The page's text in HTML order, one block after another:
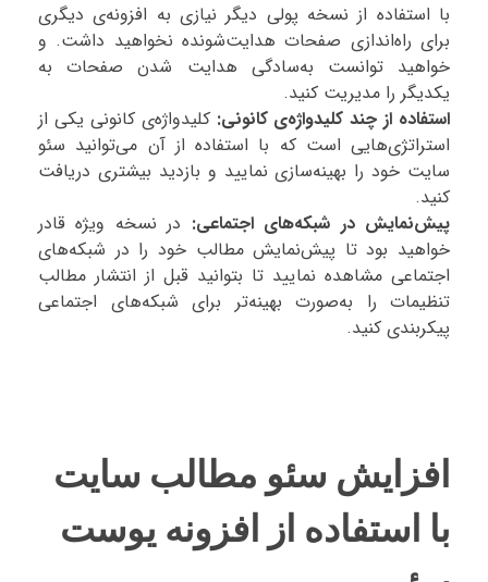
با استفاده از نسخه پولی دیگر نیازی به افزونه‌ی دیگری
برای راه‌اندازی صفحات هدایت‌شونده نخواهید داشت. و
خواهید توانست به‌سادگی هدایت شدن صفحات به
یکدیگر را مدیریت کنید.
استفاده از چند کلیدواژه‌ی کانونی: کلیدواژه‌ی کانونی یکی از
استراتژی‌هایی است که با استفاده از آن می‌توانید سئو
سایت خود را بهینه‌سازی نمایید و بازدید بیشتری دریافت
کنید.
پیش‌نمایش در شبکه‌های اجتماعی: در نسخه ویژه قادر
خواهید بود تا پیش‌نمایش مطالب خود را در شبکه‌های
اجتماعی مشاهده نمایید تا بتوانید قبل از انتشار مطالب
تنظیمات را به‌صورت بهینه‌تر برای شبکه‌های اجتماعی
پیکربندی کنید.
افزایش سئو مطالب سایت
با استفاده از افزونه یوست